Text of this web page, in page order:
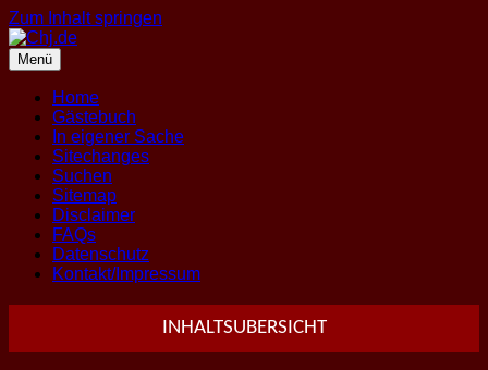
Zum Inhalt springen
Menü
Home
Gästebuch
In eigener Sache
Sitechanges
Suchen
Sitemap
Disclaimer
FAQs
Datenschutz
Kontakt/Impressum
INHALTSUBERSICHT